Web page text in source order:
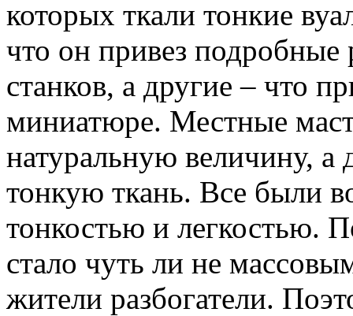
которых ткали тонкие
что он привез
станков, а другие – что
миниатюре. Местные
натуральную величину, а
тонкую ткань. Все были
тонкостью и легкостью.
стало чуть ли не
жители разбогатели.